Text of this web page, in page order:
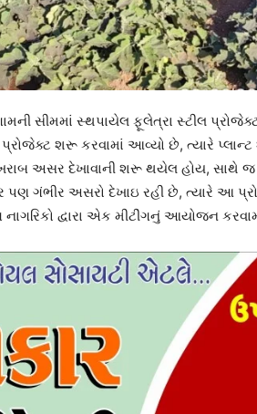
સીમમાં સ્થપાયેલ ફૂલેત્રા સ્ટીલ
શરૂ કરવામાં આવ્યો છે, ત્યારે
ખરાબ અસર દેખાવાની શરૂ થયેલ હોય, સાથે
પણ ગંભીર અસરો દેખાઇ રહી છે, ત્યારે આ
દ્વારા એક મીટીંગનું આયોજન